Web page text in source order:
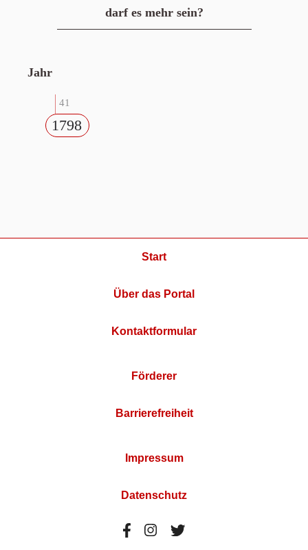
darf es mehr sein?
Jahr
41
1798
Start
Über das Portal
Kontaktformular
Förderer
Barrierefreiheit
Impressum
Datenschutz